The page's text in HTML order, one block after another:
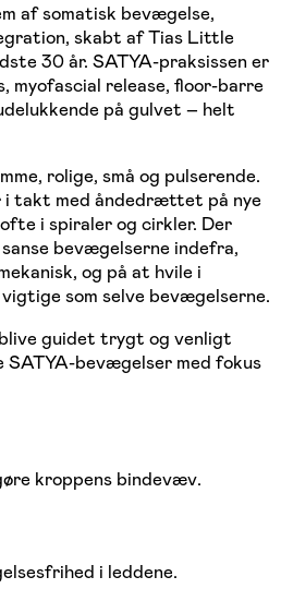
af somatisk bevægelse,
skabt af Tias Little
30 år. SATYA-praksissen er
myofascial release, floor-barre
på gulvet – helt
rolige, små og pulserende.
i takt med åndedrættet på nye
i spiraler og cirkler. Der
bevægelserne indefra,
og på at hvile i
som selve bevægelserne.
guidet trygt og venligt
SATYA-bevægelser med fokus
kroppens bindevæv.
i leddene.